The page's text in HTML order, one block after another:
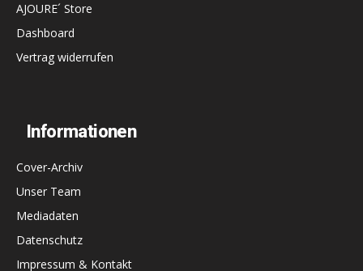
AJOURE´ Store
Dashboard
Vertrag widerrufen
Informationen
Cover-Archiv
Unser Team
Mediadaten
Datenschutz
Impressum & Kontakt